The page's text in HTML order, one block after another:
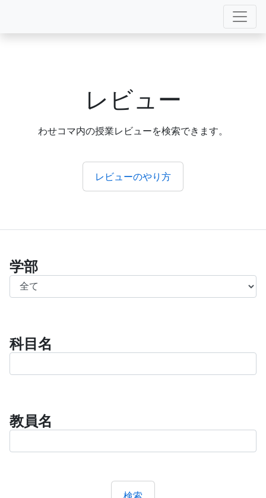
レビュー
わせコマ内の授業レビューを検索できます。
レビューのやり方
学部
科目名
教員名
検索